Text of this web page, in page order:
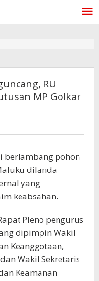
RU
MP Golkar
berlambang pohon
dilanda
yang
keabsahan.
Pleno pengurus
dipimpin Wakil
Keanggotaan,
Wakil Sekretaris
Keamanan